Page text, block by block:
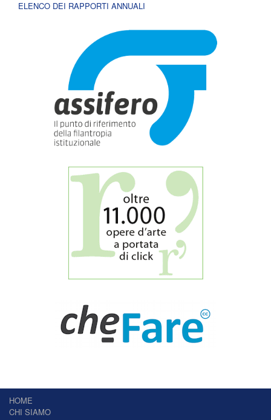
ELENCO DEI RAPPORTI ANNUALI
HOME
CHI SIAMO